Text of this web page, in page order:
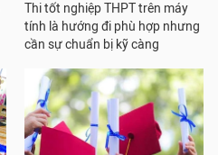
Thi tốt nghiệp THPT trên máy
tính là hướng đi phù hợp nhưng
cần sự chuẩn bị kỹ càng